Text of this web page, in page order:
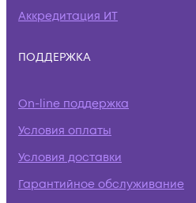
Аккредитация ИТ
ПОДДЕРЖКА
On-line поддержка
Условия оплаты
Условия доставки
Гарантийное обслуживание